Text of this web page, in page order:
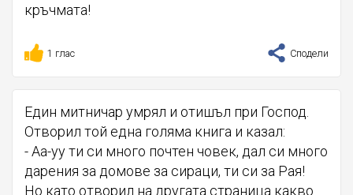
кръчмата!
1 глас Сподели
Един митничар умрял и отишъл при Господ.
Отворил той една голяма книга и казал:
- Аа-уу ти си много почтен човек, дал си много
дарения за домове за сираци, ти си за Рая!
Но като отворил на другата страница какво